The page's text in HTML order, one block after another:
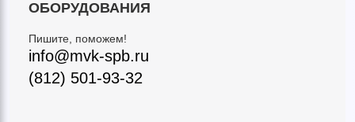
ОБОРУДОВАНИЯ
Пишите, поможем!
info@mvk-spb.ru
(812) 501-93-32